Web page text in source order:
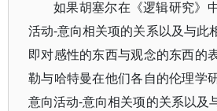
如果胡塞尔在《逻辑研究》
活动-意向相关项的关系以及与此
即对感性的东西与观念的东西的
勒与哈特曼在他们各自的伦理学
意向活动-意向相关项的关系以及